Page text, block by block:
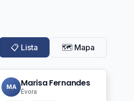
📋 Lista 🗺️ Mapa
MA Marisa Fernandes
Évora